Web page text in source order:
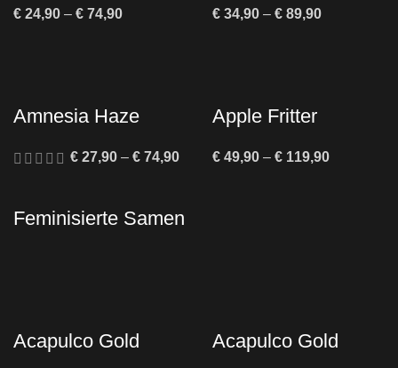
Cannabis Samen
€ 24,90 – € 74,90
kaufen –
€ 34,90 – € 89,90
Amnesia Haze
Diskreter Versand –
Seeds
€ 27,90 – € 74,90
Apple Fritter
€ 49,90 – € 119,90
Feminisierte Samen
Acapulco Gold
Acapulco Gold